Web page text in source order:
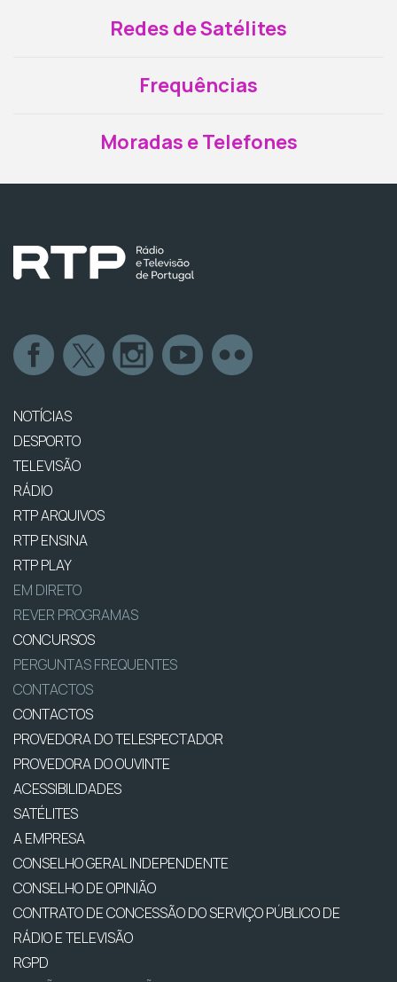
Redes de Satélites
Frequências
Moradas e Telefones
NOTÍCIAS
DESPORTO
TELEVISÃO
RÁDIO
RTP ARQUIVOS
RTP ENSINA
RTP PLAY
EM DIRETO
REVER PROGRAMAS
CONCURSOS
PERGUNTAS FREQUENTES
CONTACTOS
CONTACTOS
PROVEDORA DO TELESPECTADOR
PROVEDORA DO OUVINTE
ACESSIBILIDADES
SATÉLITES
A EMPRESA
CONSELHO GERAL INDEPENDENTE
CONSELHO DE OPINIÃO
CONTRATO DE CONCESSÃO DO SERVIÇO PÚBLICO DE
RÁDIO E TELEVISÃO
RGPD